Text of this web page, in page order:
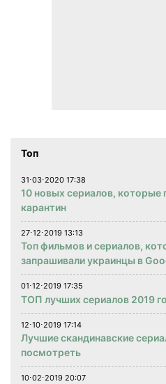
Топ
31⋅03⋅2020 17:38
10 новых сериалов, которые
карантин
27⋅12⋅2019 13:13
Топ фильмов и сериалов,
запрашивали украинцы в
01⋅12⋅2019 17:35
ТОП лучших сериалов 2019
12⋅10⋅2019 17:14
Лучшие скандинавские
посмотреть
10⋅02⋅2019 20:07